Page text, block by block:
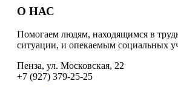
О НАС
Помогаем людям, находящимся в
ситуации, и опекаемым социальных
Пенза, ул. Московская, 22
+7 (927) 379-25-25